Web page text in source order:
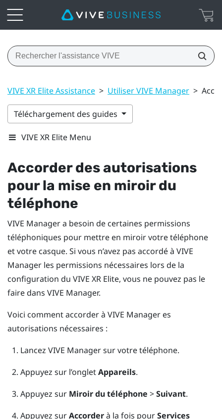
VIVE XR Elite Assistance > Utiliser VIVE Manager >
Téléchargement des guides
VIVE XR Elite Menu
Accorder des autorisations
pour la mise en miroir du
téléphone
VIVE Managera besoin de certaines permissions
téléphoniques pour mettre en miroir votre téléphone
et votre casque. Si vous n’avez pas accordé à VIVE
Manager les permissions nécessaires lors de la
configuration du VIVE XR Elite, vous ne pouvez pas le
faire dans VIVE Manager.
Voici comment accorder à VIVE Manager es
autorisations nécessaires :
Lancez VIVE Managersur votre téléphone.
Appuyez sur l’ongletAppareils.
Appuyez sur Miroir du téléphone >Suivant.
Appuyez surAccorderà la fois pourServices